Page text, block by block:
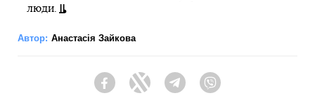
люди.
Автор: Анастасія Зайкова
FacebookTwitter Telegram